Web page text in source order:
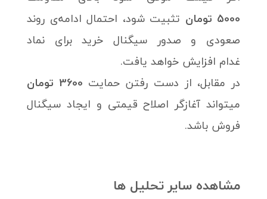
5000 تومان
تثبیت شود، احتمال ادامه‌ی روند
صعودی و صدور سیگنال خرید برای نماد
غدام افزایش خواهد یافت.
در مقابل، از دست رفتن حمایت 3600 تومان
میتواند آغازگر اصلاح قیمتی و ایجاد سیگنال
فروش باشد.
مشاهده سایر تحلیل ها